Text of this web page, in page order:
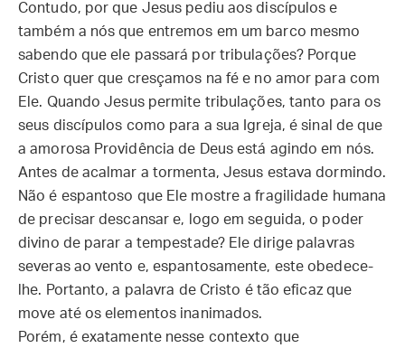
Contudo, por que Jesus pediu aos discípulos e
também a nós que entremos em um barco mesmo
sabendo que ele passará por tribulações? Porque
Cristo quer que cresçamos na fé e no amor para com
Ele. Quando Jesus permite tribulações, tanto para os
seus discípulos como para a sua Igreja, é sinal de que
a amorosa Providência de Deus está agindo em nós.
Antes de acalmar a tormenta, Jesus estava dormindo.
Não é espantoso que Ele mostre a fragilidade humana
de precisar descansar e, logo em seguida, o poder
divino de parar a tempestade? Ele dirige palavras
severas ao vento e, espantosamente, este obedece-
lhe. Portanto, a palavra de Cristo é tão eficaz que
move até os elementos inanimados.
Porém, é exatamente nesse contexto que